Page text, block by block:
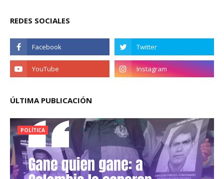
REDES SOCIALES
ÚLTIMA PUBLICACIÓN
POLÍTICA